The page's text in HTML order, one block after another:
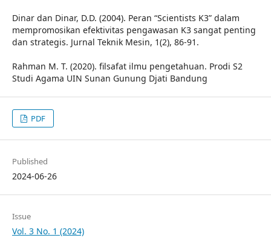
Dinar dan Dinar, D.D. (2004). Peran “Scientists K3” dalam
mempromosikan efektivitas pengawasan K3 sangat penting
dan strategis. Jurnal Teknik Mesin, 1(2), 86-91.
Rahman M. T. (2020). filsafat ilmu pengetahuan. Prodi S2
Studi Agama UIN Sunan Gunung Djati Bandung
PDF
Published
2024-06-26
Issue
Vol. 3 No. 1 (2024)